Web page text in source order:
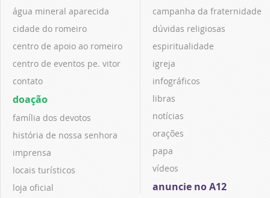
água mineral aparecida
cidade do romeiro
centro de apoio ao romeiro
centro de eventos pe. vitor
contato
doação
família dos devotos
história de nossa senhora
imprensa
locais turísticos
loja oficial
campanha da fraternidade
dúvidas religiosas
espiritualidade
igreja
infográficos
libras
notícias
orações
papa
vídeos
anuncie no A12